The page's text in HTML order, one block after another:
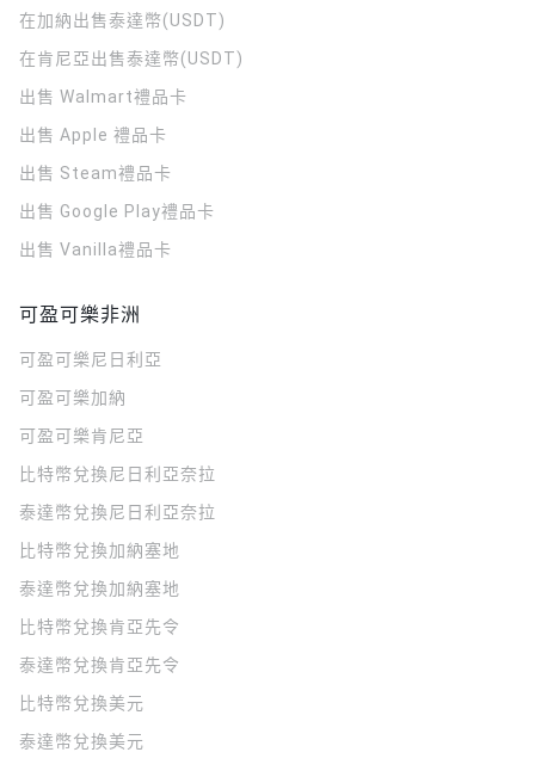
在加納出售泰達幣(USDT)
在肯尼亞出售泰達幣(USDT)
出售 Walmart禮品卡
出售 Apple 禮品卡
出售 Steam禮品卡
出售 Google Play禮品卡
出售 Vanilla禮品卡
可盈可樂非洲
可盈可樂 尼日利亞
可盈可樂加納
可盈可樂肯尼亞
比特幣兌換尼日利亞奈拉
泰達幣兌換尼日利亞奈拉
比特幣兌換加納塞地
泰達幣兌換加納塞地
比特幣兌換肯亞先令
泰達幣兌換肯亞先令
比特幣兌換美元
泰達幣兌換美元